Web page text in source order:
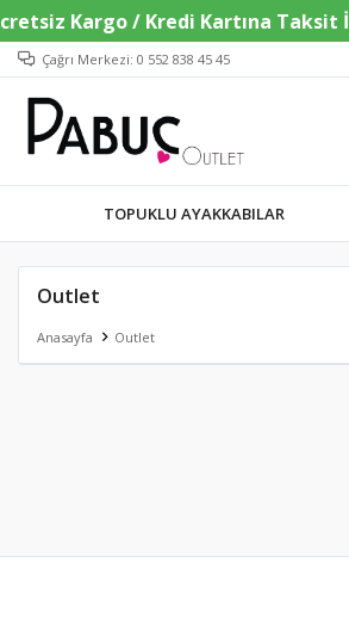
Çağrı Merkezi: 0 552 838 45 45
TOPUKLU AYAKKABILAR
Outlet
Anasayfa Outlet